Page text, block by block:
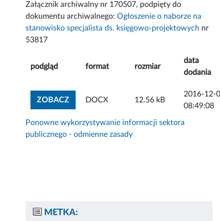
Załącznik archiwalny nr 170507, podpięty do
dokumentu archiwalnego:Ogłoszenie o naborze na
stanowisko specjalista ds. księgowo-projektowych nr
53817
podgląd format rozmiar
data
dodania
ZOBACZZOBACZ ZAŁĄCZNIK
DOCX 12.56 kB
2016-12-
08:49:08
Ponowne wykorzystywanie informacji sektora
publicznego - odmienne zasady
METKA: